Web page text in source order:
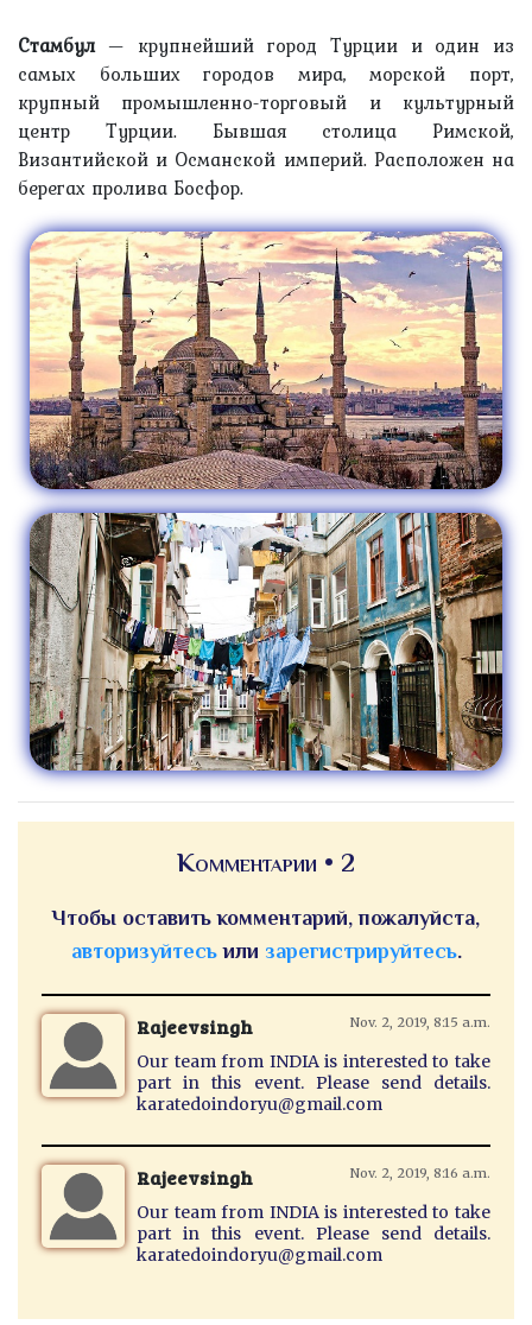
Стамбул— крупнейший город Турции и один из
самых больших городов мира, морской порт,
крупный промышленно-торговый и культурный
центр Турции. Бывшая столица Римской,
Византийской и Османской империй. Расположен на
берегах пролива Босфор.
Комментарии • 2
Чтобы оставить комментарий, пожалуйста,
авторизуйтесьили зарегистрируйтесь.
Rajeevsingh Nov. 2, 2019, 8:15 a.m.
Our team from INDIA is interested to take
part in this event. Please send details.
karatedoindoryu@gmail.com
Rajeevsingh Nov. 2, 2019, 8:16 a.m.
Our team from INDIA is interested to take
part in this event. Please send details.
karatedoindoryu@gmail.com